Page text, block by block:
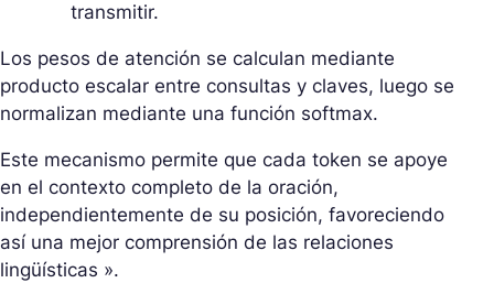
transmitir.
Los pesos de atención se calculan mediante
producto escalar entre consultas y claves, luego se
normalizan mediante una función softmax.
Este mecanismo permite que cada token se apoye
en el contexto completo de la oración,
independientemente de su posición, favoreciendo
así una mejor comprensión de las relaciones
lingüísticas ».